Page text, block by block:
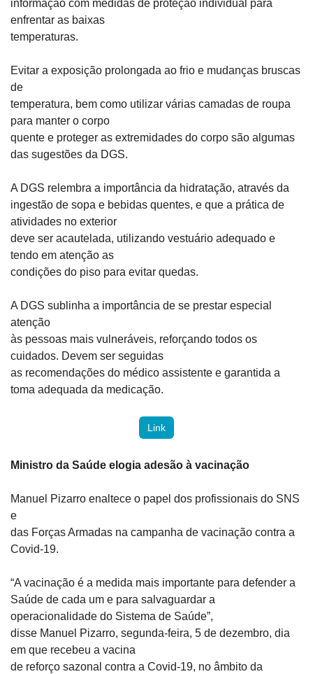
informação com medidas de proteção individual para
enfrentar as baixas
temperaturas.
Evitar a exposição prolongada ao frio e mudanças bruscas
de
temperatura, bem como utilizar várias camadas de roupa
para manter o corpo
quente e proteger as extremidades do corpo são algumas
das sugestões da DGS.
A DGS relembra a importância da hidratação, através da
ingestão de sopa e bebidas quentes, e que a prática de
atividades no exterior
deve ser acautelada, utilizando vestuário adequado e
tendo em atenção as
condições do piso para evitar quedas.
A DGS sublinha a importância de se prestar especial
atenção
às pessoas mais vulneráveis, reforçando todos os
cuidados. Devem ser seguidas
as recomendações do médico assistente e garantida a
toma adequada da medicação.
Link
Ministro da Saúde elogia adesão à vacinação
Manuel Pizarro enaltece o papel dos profissionais do SNS
e
das Forças Armadas na campanha de vacinação contra a
Covid-19.
“A vacinação é a medida mais importante para defender a
Saúde de cada um e para salvaguardar a
operacionalidade do Sistema de Saúde”,
disse Manuel Pizarro, segunda-feira, 5 de dezembro, dia
em que recebeu a vacina
de reforço sazonal contra a Covid-19, no âmbito da